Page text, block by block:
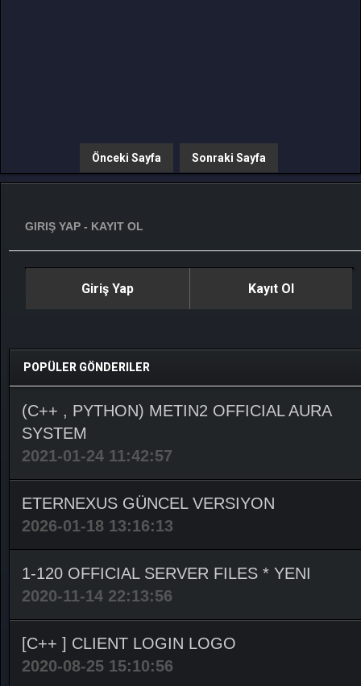
Önceki Sayfa Sonraki Sayfa
GIRIŞ YAP - KAYIT OL
Giriş Yap Kayıt Ol
POPÜLER GÖNDERILER
(C++ , PYTHON) METIN2 OFFICIAL AURA
SYSTEM
2021-01-24 11:42:57
ETERNEXUS GÜNCEL VERSIYON
2026-01-18 13:16:13
1-120 OFFICIAL SERVER FILES * YENI
2020-11-14 22:13:56
[C++ ] CLIENT LOGIN LOGO
2020-08-25 15:10:56